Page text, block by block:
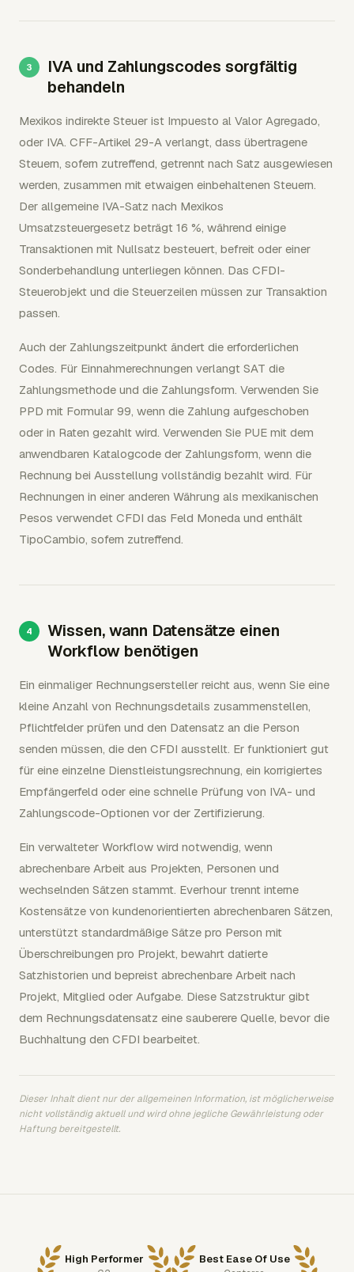
IVA und Zahlungscodes sorgfältig
behandeln
Mexikos indirekte Steuer ist Impuesto al Valor Agregado,
oder IVA. CFF-Artikel 29-A verlangt, dass übertragene
Steuern, sofern zutreffend, getrennt nach Satz ausgewiesen
werden, zusammen mit etwaigen einbehaltenen Steuern.
Der allgemeine IVA-Satz nach Mexikos
Umsatzsteuergesetz beträgt 16 %, während einige
Transaktionen mit Nullsatz besteuert, befreit oder einer
Sonderbehandlung unterliegen können. Das CFDI-
Steuerobjekt und die Steuerzeilen müssen zur Transaktion
passen.
Auch der Zahlungszeitpunkt ändert die erforderlichen
Codes. Für Einnahmerechnungen verlangt SAT die
Zahlungsmethode und die Zahlungsform. Verwenden Sie
PPD mit Formular 99, wenn die Zahlung aufgeschoben
oder in Raten gezahlt wird. Verwenden Sie PUE mit dem
anwendbaren Katalogcode der Zahlungsform, wenn die
Rechnung bei Ausstellung vollständig bezahlt wird. Für
Rechnungen in einer anderen Währung als mexikanischen
Pesos verwendet CFDI das Feld Moneda und enthält
TipoCambio, sofern zutreffend.
Wissen, wann Datensätze einen
Workflow benötigen
Ein einmaliger Rechnungsersteller reicht aus, wenn Sie eine
kleine Anzahl von Rechnungsdetails zusammenstellen,
Pflichtfelder prüfen und den Datensatz an die Person
senden müssen, die den CFDI ausstellt. Er funktioniert gut
für eine einzelne Dienstleistungsrechnung, ein korrigiertes
Empfängerfeld oder eine schnelle Prüfung von IVA- und
Zahlungscode-Optionen vor der Zertifizierung.
Ein verwalteter Workflow wird notwendig, wenn
abrechenbare Arbeit aus Projekten, Personen und
wechselnden Sätzen stammt. Everhour trennt interne
Kostensätze von kundenorientierten abrechenbaren Sätzen,
unterstützt standardmäßige Sätze pro Person mit
Überschreibungen pro Projekt, bewahrt datierte
Satzhistorien und bepreist abrechenbare Arbeit nach
Projekt, Mitglied oder Aufgabe. Diese Satzstruktur gibt
dem Rechnungsdatensatz eine sauberere Quelle, bevor die
Buchhaltung den CFDI bearbeitet.
Dieser Inhalt dient nur der allgemeinen Information, ist möglicherweise
nicht vollständig aktuell und wird ohne jegliche Gewährleistung oder
Haftung bereitgestellt.
High Performer Best Ease Of Use